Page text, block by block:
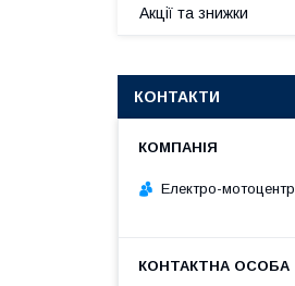
Акції та знижки
КОНТАКТИ
Електро-мотоцентр